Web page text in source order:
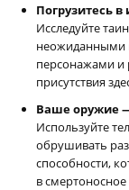
Погрузитесь в
Исследуйте
неожиданными
персонажами и
присутствия
Ваше оружие —
Используйте
обрушивать
способности,
в